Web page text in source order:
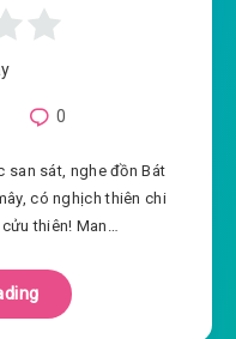
0
san sát, nghe đồn Bát
có nghịch thiên chi
thiên! Man…